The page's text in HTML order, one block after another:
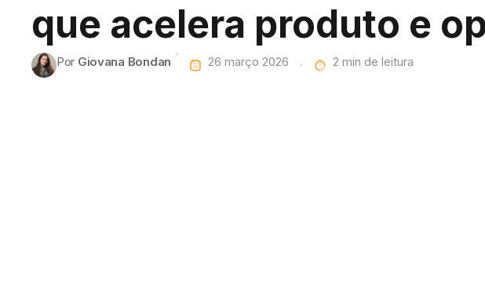
que acelera produto e
Por Giovana Bondan 26 março 2026 de leitura